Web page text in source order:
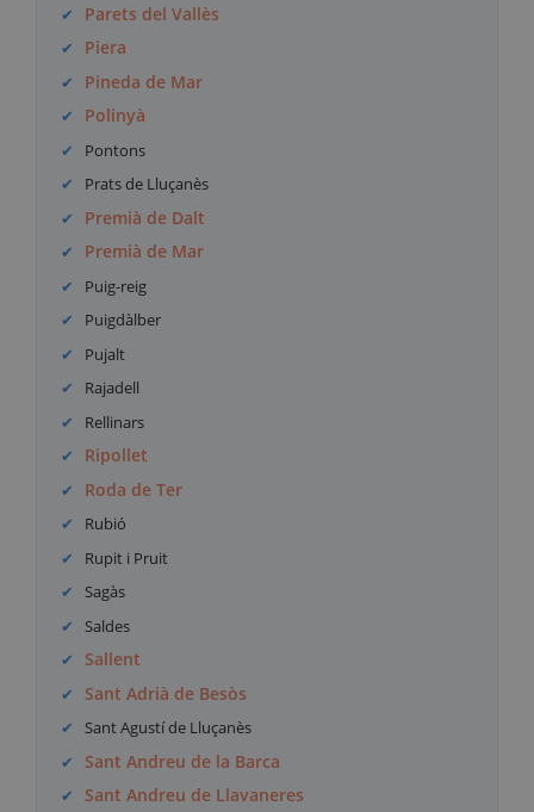
Parets del Vallès
Piera
Pineda de Mar
Polinyà
Pontons
Prats de Lluçanès
Premià de Dalt
Premià de Mar
Puig-reig
Puigdàlber
Pujalt
Rajadell
Rellinars
Ripollet
Roda de Ter
Rubió
Rupit i Pruit
Sagàs
Saldes
Sallent
Sant Adrià de Besòs
Sant Agustí de Lluçanès
Sant Andreu de la Barca
Sant Andreu de Llavaneres